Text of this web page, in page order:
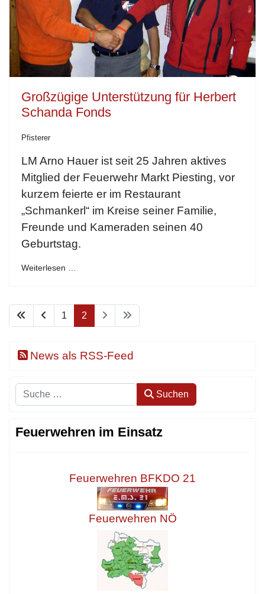
Großzügige Unterstützung für Herbert
Schanda Fonds
Pfisterer
LM Arno Hauer ist seit 25 Jahren aktives
Mitglied der Feuerwehr Markt Piesting, vor
kurzem feierte er im Restaurant
„Schmankerl“ im Kreise seiner Familie,
Freunde und Kameraden seinen 40
Geburtstag.
Weiterlesen …
1 2
News als RSS-Feed
Suchen Suchen
Feuerwehren im Einsatz
Feuerwehren BFKDO 21
Feuerwehren NÖ